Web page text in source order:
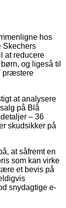
hos
Skechers
at reducere
og ligeså til
præstere
at analysere
på Blå
– 36
skudsikker på
at såfremt en
som kan virke
et bevis på
snydagtige e-